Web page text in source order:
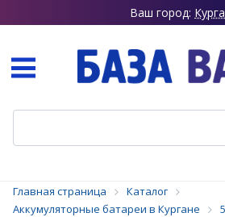
Ваш город:
Главная страница
Каталог
Аккумуляторные батареи в Кургане